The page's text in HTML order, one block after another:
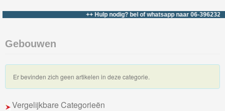
&
Road
My
World
Treinen
++ Hulp nodig? bel of whatsapp naar 06-39623276
Gebouwen
Er bevinden zich geen artikelen in deze categorie.
Vergelijkbare Categorieën